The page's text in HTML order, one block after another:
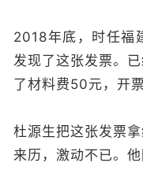
2018年底，时任福
发现了这张发票。
了材料费50元，开
杜源生把这张发票
来历，激动不已。